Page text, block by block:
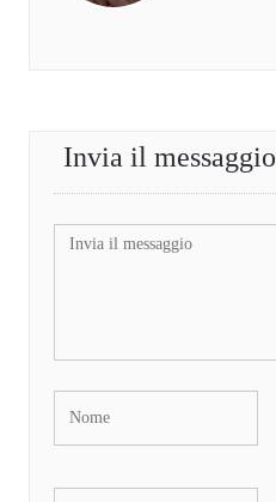
Invia il messaggio